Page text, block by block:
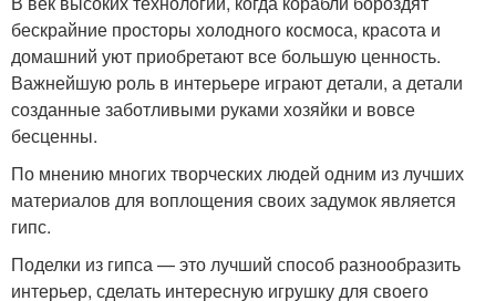
бескрайние просторы холодного космоса, красота и
домашний уют приобретают все большую ценность.
Важнейшую роль в интерьере играют детали, а детали
созданные заботливыми руками хозяйки и вовсе
бесценны.
По мнению многих творческих людей одним из лучших
материалов для воплощения своих задумок является
гипс.
Поделки из гипса — это лучший способ разнообразить
интерьер, сделать интересную игрушку для своего